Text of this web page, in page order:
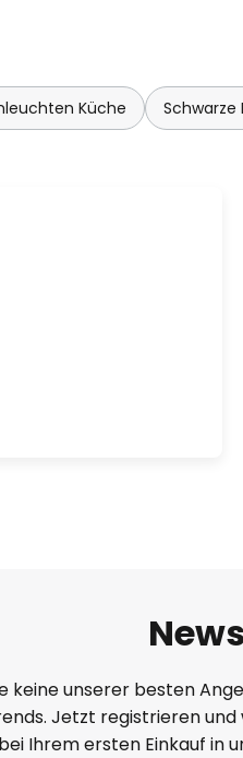
Küche
keine unserer besten
Jetzt registrieren und
Ihrem ersten Einkauf in